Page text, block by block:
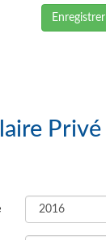
Enregistrer
Scolaire